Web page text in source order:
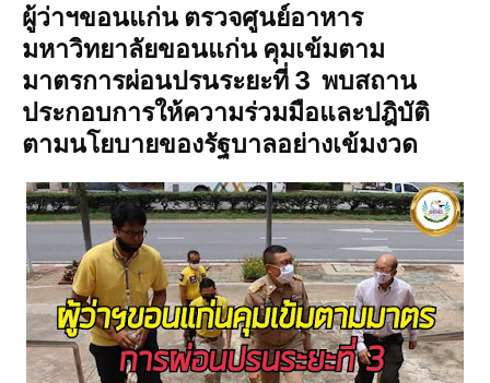
ผู้ว่าฯขอนแก่น ตรวจศูนย์อาหาร
มหาวิทยาลัยขอนแก่น คุมเข้มตาม
มาตรการผ่อนปรนระยะที่ 3 พบสถาน
ประกอบการให้ความร่วมมือและปฎิบัติ
ตามนโยบายของรัฐบาลอย่างเข้มงวด